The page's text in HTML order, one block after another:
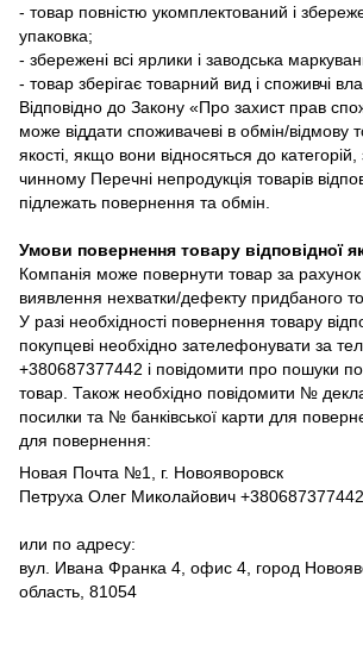
- товар повністю укомплектований і
упаковка;
- збережені всі ярлики і заводська
- товар зберігає товарний вид і споживчі
Відповідно до Закону «Про захист прав
може віддати споживачеві в обмін/відмову
якості, якщо вони відносяться до
чинному Перечні непродукція товарів
підлежать повернення та обмін.
Умови повернення товару відповідної
Компанія може повернути товар за
виявлення нехватки/дефекту придбаного
У разі необхідності повернення товару
покупцеві необхідно зателефонувати за
+380687377442 і повідомити про пошуки
товар. Також необхідно повідомити №
посилки та № банківської карти для
для повернення:
Новая Почта №1, г. Новояворовск
Петруха Олег Миколайович +380687377442
или по адресу:
вул. Ивана Франка 4, офис 4, город
область, 81054